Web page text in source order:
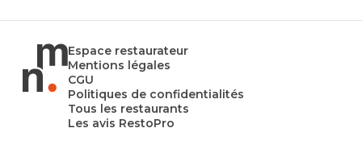
Espace restaurateur
Mentions légales
CGU
Politiques de confidentialités
Tous les restaurants
Les avis RestoPro